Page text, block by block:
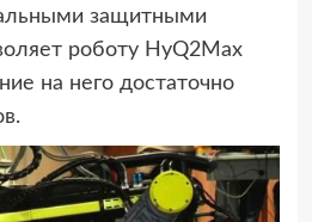
защитными
роботу HyQ2Max
на него достаточно